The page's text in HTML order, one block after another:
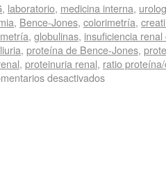
, laboratorio, medicina interna,
, Bence-Jones, colorimetría,
, globulinas, insuficiencia renal
, proteína de Bence-Jones,
, proteinuria renal, ratio
desactivados